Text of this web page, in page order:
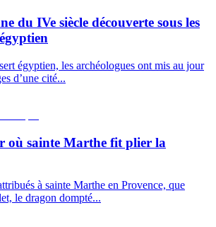
du IVe siècle découverte sous les
égyptien, les archéologues ont mis au jour
d’une cité...
où sainte Marthe fit plier la
à sainte Marthe en Provence, que
le dragon dompté...